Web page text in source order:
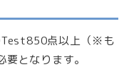
点以上（※も
となります。